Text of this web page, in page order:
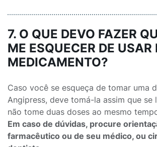
7. O QUE DEVO FAZER
ME ESQUECER DE USAR
MEDICAMENTO?
Caso você se esqueça de tomar uma
Angipress, deve tomá-la assim que se
não tome duas doses ao mesmo
Em caso de dúvidas, procure
farmacêutico ou de seu médico, ou